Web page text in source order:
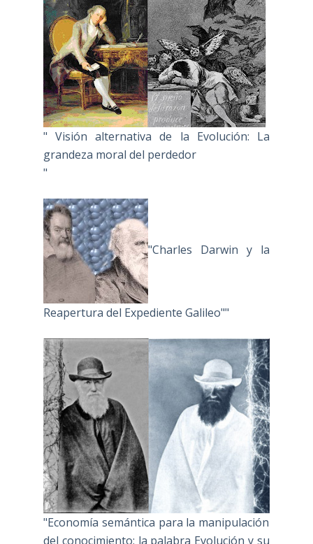
" Visión alternativa de la Evolución: La
grandeza moral del perdedor
"
"Charles Darwin y la
Reapertura del Expediente Galileo""
"Economía semántica para la manipulación
del conocimiento: la palabra Evolución y su